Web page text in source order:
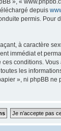
depuis
permis.
à caractère
immédiat et
conditions.
les
», ni phpBB